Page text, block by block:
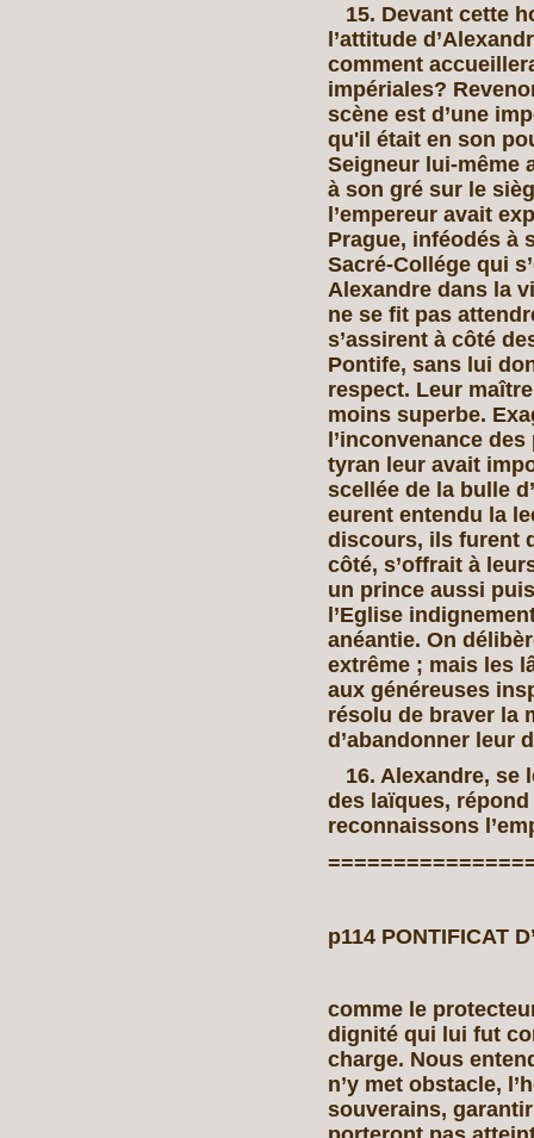
15. Devant cette
l’attitude
comment
impériales?
scène est d’une
qu'il était en son
Seigneur lui-même
à son gré sur le
l’empereur avait
Prague, inféodés à
Sacré-Collége qui
Alexandre dans la
ne se fit pas
s’assirent à côté
Pontife, sans lui
respect. Leur
moins superbe.
l’inconvenance
tyran leur avait
scellée de la bulle
eurent entendu la
discours, ils furent
côté, s’offrait à
un prince aussi
l’Eglise
anéantie. On
extrême ; mais les
aux généreuses
résolu de braver la
d’abandonner leur
16. Alexandre, se
des laïques,
reconnaissons
p114 PONTIFICAT
comme le
dignité qui lui fut
charge. Nous
n’y met obstacle,
souverains,